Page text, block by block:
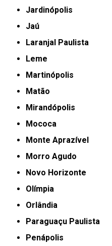
Jardinópolis
Jaú
Laranjal Paulista
Leme
Martinópolis
Matão
Mirandópolis
Mococa
Monte Aprazível
Morro Agudo
Novo Horizonte
Olímpia
Orlândia
Paraguaçu Paulista
Penápolis